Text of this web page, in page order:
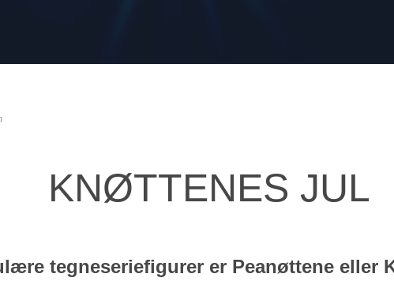
KNØTTENES JUL
tegneseriefigurer er Peanøttene eller